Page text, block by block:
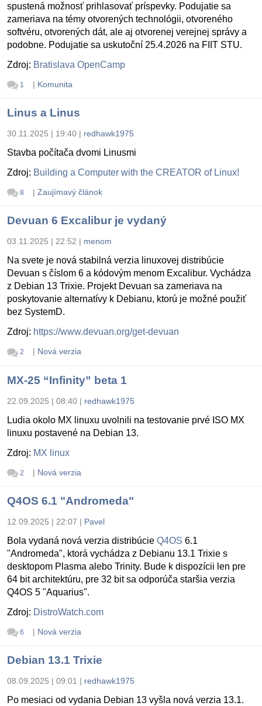
spustená možnosť prihlasovať príspevky. Podujatie sa
zameriava na témy otvorených technológii, otvoreného
softvéru, otvorených dát, ale aj otvorenej verejnej správy a
podobne. Podujatie sa uskutoční 25.4.2026 na FIIT STU.
Zdroj: Bratislava OpenCamp
1 | Komunita
Linus a Linus
30.11.2025 | 19:40 | redhawk1975
Stavba počítača dvomi Linusmi
Zdroj: Building a Computer with the CREATOR of Linux!
8 | Zaujímavý článok
Devuan 6 Excalibur je vydaný
03.11.2025 | 22:52 | menom
Na svete je nová stabilná verzia linuxovej distribúcie
Devuan s číslom 6 a kódovým menom Excalibur. Vychádza
z Debian 13 Trixie. Projekt Devuan sa zameriava na
poskytovanie alternatívy k Debianu, ktorú je možné použiť
bez SystemD.
Zdroj: https://www.devuan.org/get-devuan
2 | Nová verzia
MX-25 “Infinity” beta 1
22.09.2025 | 08:40 | redhawk1975
Ludia okolo MX linuxu uvolnili na testovanie prvé ISO MX
linuxu postavené na Debian 13.
Zdroj: MX linux
2 | Nová verzia
Q4OS 6.1 "Andromeda"
12.09.2025 | 22:07 | Pavel
Bola vydaná nová verzia distribúcie Q4OS 6.1
"Andromeda", ktorá vychádza z Debianu 13.1 Trixie s
desktopom Plasma alebo Trinity. Bude k dispozícii len pre
64 bit architektúru, pre 32 bit sa odporúča staršia verzia
Q4OS 5 "Aquarius".
Zdroj: DistroWatch.com
6 | Nová verzia
Debian 13.1 Trixie
08.09.2025 | 09:01 | redhawk1975
Po mesiaci od vydania Debian 13 vyšla nová verzia 13.1.